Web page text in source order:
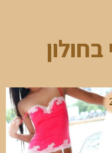
בחולון